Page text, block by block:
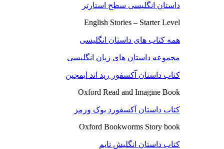
داستان انگلیسی سطح استارتر
English Stories – Starter Level
همه کتاب های داستان انگلیسی
مجموعه داستان های زبان انگلیسی
کتاب داستان آکسفور رید اند ایمجین
Oxford Read and Imagine Book
کتاب داستان آکسفورد بوک ورمز
Oxford Bookworms Story book
کتاب داستان انگلیش تایم